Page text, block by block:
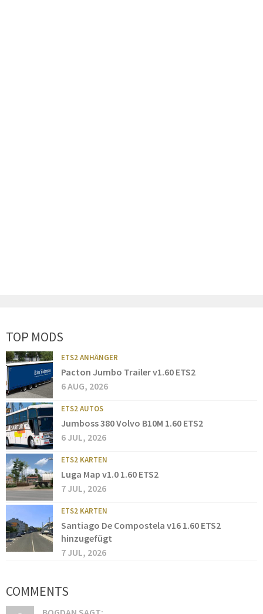
TOP MODS
ETS2 ANHÄNGER
Pacton Jumbo Trailer v1.60 ETS2
6 AUG, 2026
ETS2 AUTOS
Jumboss 380 Volvo B10M 1.60 ETS2
6 JUL, 2026
ETS2 KARTEN
Luga Map v1.0 1.60 ETS2
7 JUL, 2026
ETS2 KARTEN
Santiago De Compostela v16 1.60 ETS2
hinzugefügt
7 JUL, 2026
COMMENTS